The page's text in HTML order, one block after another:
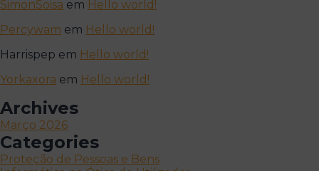
SimonSoisa em Hello world!
Percywam em Hello world!
Harrispep em Hello world!
Yorkaxora em Hello world!
Archives
Março 2026
Categories
Proteção de Pessoas e Bens